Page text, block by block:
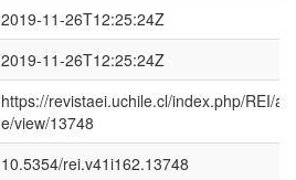
2019-11-26T12:25:24Z
2019-11-26T12:25:24Z
https://revistaei.uchile.cl/index.php/REI/
e/view/13748
10.5354/rei.v41i162.13748